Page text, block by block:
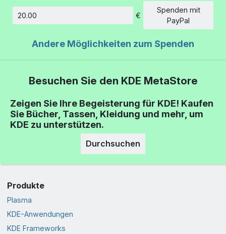
€
Spenden mit
PayPal
Andere Möglichkeiten zum Spenden
Besuchen Sie den KDE MetaStore
Zeigen Sie Ihre Begeisterung für KDE! Kaufen
Sie Bücher, Tassen, Kleidung und mehr, um
KDE zu unterstützen.
Durchsuchen
Produkte
Plasma
KDE-Anwendungen
KDE Frameworks